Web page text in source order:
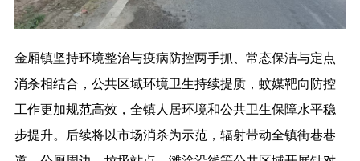
金厢镇坚持环境整治与疫病防控两手抓、常态保洁与定点
消杀相结合，公共区域环境卫生持续提质，蚊媒靶向防控
工作更加规范高效，全镇人居环境和公共卫生保障水平稳
步提升。后续将以市场消杀为示范，辐射带动全镇街巷巷